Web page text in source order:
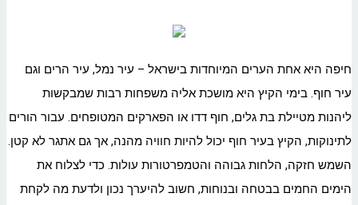
חיפה היא אחת הערים המיוחדות בישראל – עיר נמל, עיר הרים וגם
עיר חוף. בימי הקיץ היא מושכת אליה משפחות רבות שמבקשות
ליהנות מטיילת בת גלים, חוף דדו או הפארקים המטופחים. עבור הורים
לתינוקות, הקיץ בעיר חוף יכול להיות חוויה מהנה, אך גם אתגר לא קטן.
השמש חזקה, הלחות גבוהה והטמפרטורות עולות. כדי לצלוח את
הימים החמים בבטחה ובנוחות, חשוב להיערך נכון ולדעת מה לקחת